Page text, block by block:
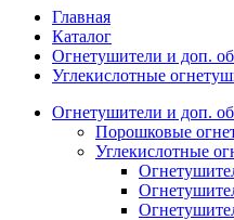
Главная
Каталог
Огнетушители и доп.
Углекислотные
Огнетушители и доп.
Порошковые
Углекислотные